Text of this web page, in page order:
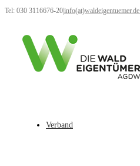
Tel: 030 3116676-20info(at)waldeigentuemer.de
Verband